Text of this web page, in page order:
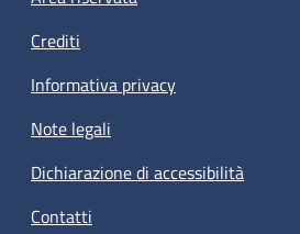
Crediti
Informativa privacy
Note legali
Dichiarazione di accessibilità
Contatti